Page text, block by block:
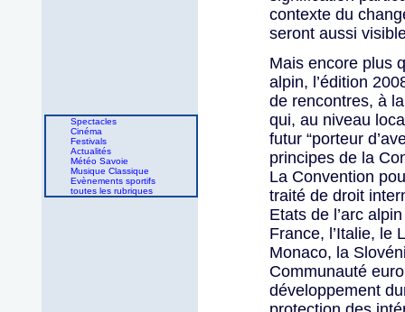
Spectacles
Cinéma
Festivals
Actualités
Météo Savoie
Musique Classique
Evènements sportifs
toutes les rubriques
contexte du
seront aussi
Mais encore plus
alpin, l’édition
de rencontres, à
qui, au niveau
futur “porteur
principes de la
La Convention
traité de droit
Etats de l’arc
France, l’Italie, le
Monaco, la
Communauté
développement